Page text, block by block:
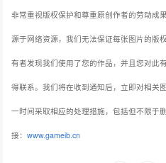
非常重视版权保护和尊重原创作者的劳动成
源于网络资源，我们无法保证每张图片的版
有者发现我们使用了您的作品，并且您对此
得联系。我们将在收到通知后，立即对相关
一时间采取相应的处理措施，包括但不限于
接：www.gameib.cn